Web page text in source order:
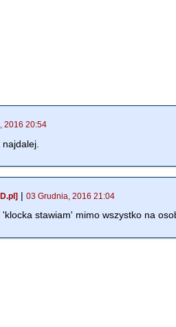
2016 20:54
|03 Grudnia, 2016 21:04
stawiam' mimo wszystko na